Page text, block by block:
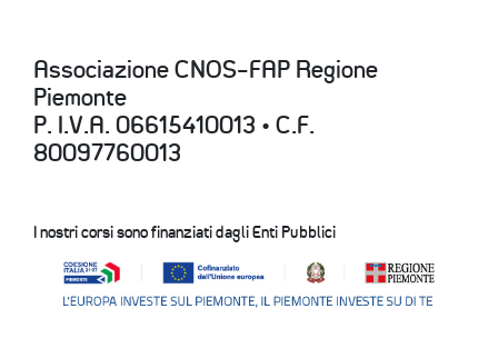
Associazione CNOS-FAP Regione
Piemonte
P. I.V.A. 06615410013 • C.F.
80097760013
I nostri corsi sono finanziati dagli Enti Pubblici